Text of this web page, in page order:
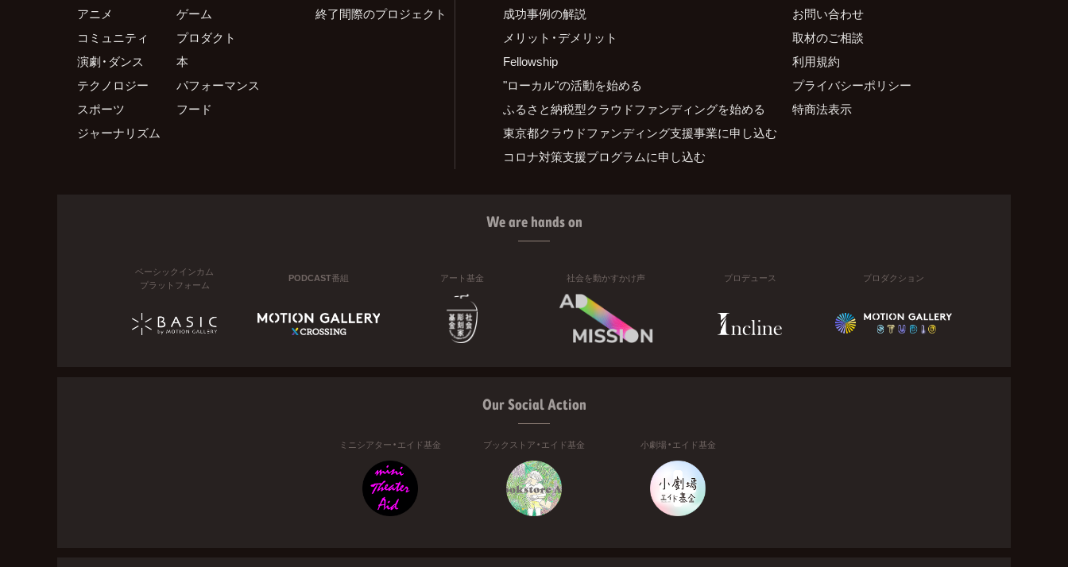
アニメ
ゲーム
コミュニティ
プロダクト
演劇・ダンス
本
テクノロジー
パフォーマンス
スポーツ
フード
ジャーナリズム
終了間際のプロジェクト
成功事例の解説
メリット・デメリット
Fellowship
"ローカル"の活動を始める
ふるさと納税型クラウドファンディングを始める
東京都クラウドファンディング支援事業に申し込む
コロナ対策支援プログラムに申し込む
お問い合わせ
取材のご相談
利用規約
プライバシーポリシー
特商法表示
We are hands on
ベーシックインカム
プラットフォーム
PODCAST番組 アート基金 社会を動かすかけ声 プロデュース プロダクション
Our Social Action
ミニシアター・エイド基金 ブックストア・エイド基金 小劇場・エイド基金